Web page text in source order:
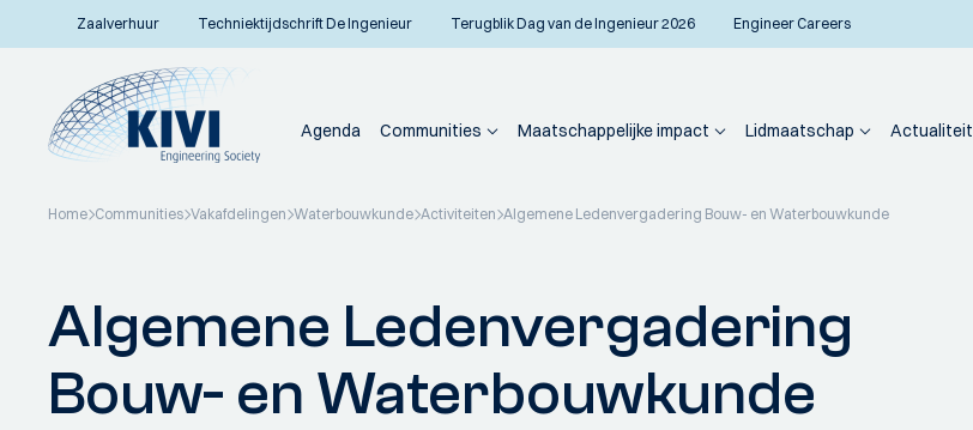
Zaalverhuur Techniektijdschrift De Ingenieur Terugblik Dag van de Ingenieur 2026 Engineer Careers
Agenda Communities Maatschappelijke impact Lidmaatschap Actualiteit
Home Communities Vakafdelingen Waterbouwkunde Activiteiten Algemene Ledenvergadering Bouw- en Waterbouwkunde
Algemene Ledenvergadering
Bouw- en Waterbouwkunde